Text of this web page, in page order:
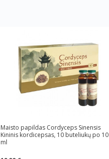
Maisto papildas Cordyceps Sinensis
Kininis kordicepsas, 10 buteliukų po 10
ml